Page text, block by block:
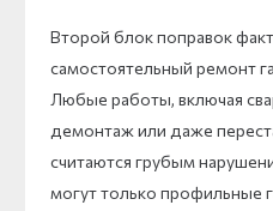
Второй блок поправок
самостоятельный ремонт
Любые работы, включая
демонтаж или даже
считаются грубым
могут только профильные